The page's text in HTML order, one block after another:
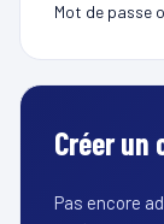
Mot de passe
Créer un
Pas encore